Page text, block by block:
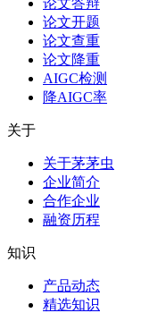
论文开题
论文查重
论文降重
AIGC检测
降AIGC率
关于
关于茅茅虫
企业简介
合作企业
融资历程
知识
产品动态
精选知识